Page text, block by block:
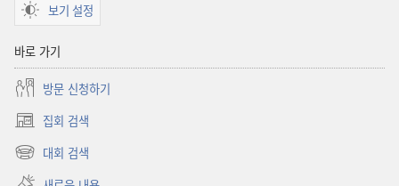
보기 설정
바로 가기
방문 신청하기
집회 검색
(새로운
창
대회 검색
(새로운
창